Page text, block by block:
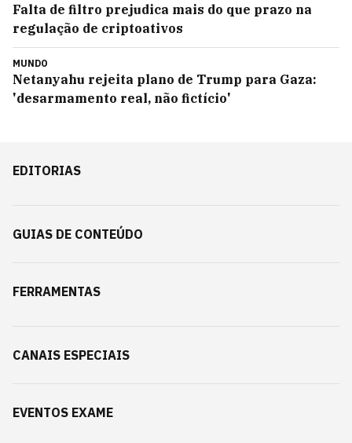
Falta de filtro prejudica mais do que prazo na
regulação de criptoativos
MUNDO
Netanyahu rejeita plano de Trump para Gaza:
'desarmamento real, não fictício'
EDITORIAS
GUIAS DE CONTEÚDO
FERRAMENTAS
CANAIS ESPECIAIS
EVENTOS EXAME